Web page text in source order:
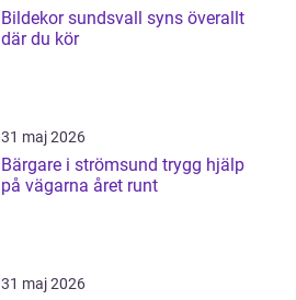
Bildekor sundsvall syns överallt
där du kör
31 maj 2026
Bärgare i strömsund trygg hjälp
på vägarna året runt
31 maj 2026